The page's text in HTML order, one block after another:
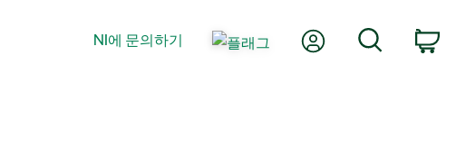
NI에 문의하기 내 계정